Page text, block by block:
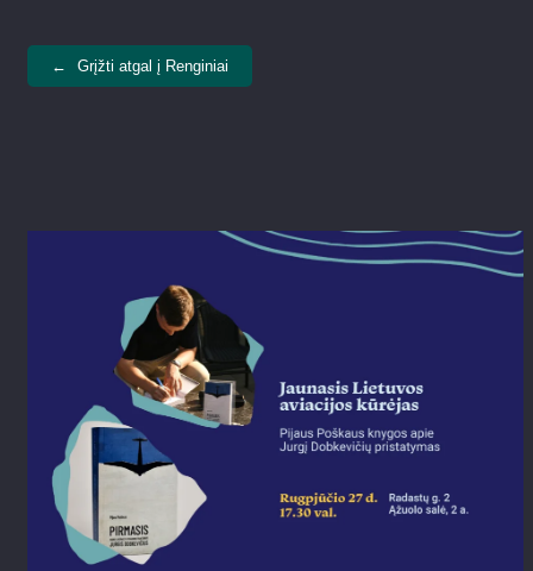
← Grįžti atgal į Renginiai